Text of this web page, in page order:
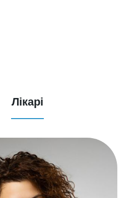
Лікарі